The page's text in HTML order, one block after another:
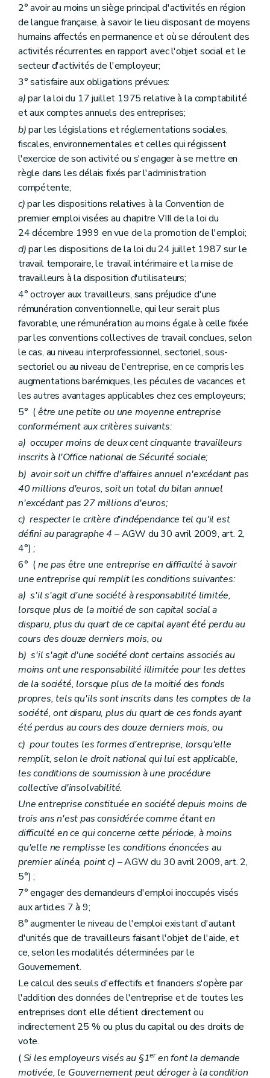
2° avoir au moins un siège principal d'activités en région
de langue française, à savoir le lieu disposant de moyens
humains affectés en permanence et où se déroulent des
activités récurrentes en rapport avec l'objet social et le
secteur d'activités de l'employeur;
3° satisfaire aux obligations prévues:
a)par la loi du 17 juillet 1975 relative à la comptabilité
et aux comptes annuels des entreprises;
b)par les législations et réglementations sociales,
fiscales, environnementales et celles qui régissent
l'exercice de son activité ou s'engager à se mettre en
règle dans les délais fixés par l'administration
compétente;
c)par les dispositions relatives à la Convention de
premier emploi visées au chapitre VIII de la loi du
24 décembre 1999 en vue de la promotion de l'emploi;
d)par les dispositions de la loi du 24 juillet 1987 sur le
travail temporaire, le travail intérimaire et la mise de
travailleurs à la disposition d'utilisateurs;
4° octroyer aux travailleurs, sans préjudice d'une
rémunération conventionnelle, qui leur serait plus
favorable, une rémunération au moins égale à celle fixée
par les conventions collectives de travail conclues, selon
le cas, au niveau interprofessionnel, sectoriel, sous-
sectoriel ou au niveau de l'entreprise, en ce compris les
augmentations barémiques, les pécules de vacances et
les autres avantages applicables chez ces employeurs;
5° (être une petite ou une moyenne entreprise
conformément aux critères suivants:
a) occuper moins de deux cent cinquante travailleurs
inscrits à l'Office national de Sécurité sociale;
b) avoir soit un chiffre d'affaires annuel n'excédant pas
40 millions d'euros, soit un total du bilan annuel
n'excédant pas 27 millions d'euros;
c) respecter le critère d'indépendance tel qu'il est
défini au paragraphe 4 – AGW du 30 avril 2009, art. 2,
4°);
6° (ne pas être une entreprise en difficulté à savoir
une entreprise qui remplit les conditions suivantes:
a) s'il s'agit d'une société à responsabilité limitée,
lorsque plus de la moitié de son capital social a
disparu, plus du quart de ce capital ayant été perdu au
cours des douze derniers mois, ou
b) s'il s'agit d'une société dont certains associés au
moins ont une responsabilité illimitée pour les dettes
de la société, lorsque plus de la moitié des fonds
propres, tels qu'ils sont inscrits dans les comptes de la
société, ont disparu, plus du quart de ces fonds ayant
été perdus au cours des douze derniers mois, ou
c) pour toutes les formes d'entreprise, lorsqu'elle
remplit, selon le droit national qui lui est applicable,
les conditions de soumission à une procédure
collective d'insolvabilité.
Une entreprise constituée en société depuis moins de
trois ans n'est pas considérée comme étant en
difficulté en ce qui concerne cette période, à moins
qu'elle ne remplisse les conditions énoncées au
premier alinéa, pointc) – AGW du 30 avril 2009, art. 2,
5°) ;
7° engager des demandeurs d'emploi inoccupés visés
aux articles 7 à 9;
8° augmenter le niveau de l'emploi existant d'autant
d'unités que de travailleurs faisant l'objet de l'aide, et
ce, selon les modalités déterminées par le
Gouvernement.
Le calcul des seuils d'effectifs et financiers s'opère par
l'addition des données de l'entreprise et de toutes les
entreprises dont elle détient directement ou
indirectement 25 % ou plus du capital ou des droits de
vote.
(Si les employeurs visés au §1eren font la demande
motivée, le Gouvernement peut déroger à la condition